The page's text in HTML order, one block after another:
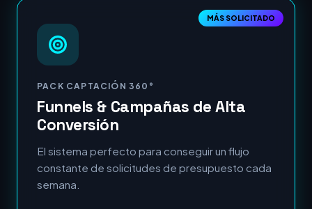
MÁS SOLICITADO
PACK CAPTACIÓN 360°
Funnels & Campañas de Alta
Conversión
El sistema perfecto para conseguir un flujo
constante de solicitudes de presupuesto cada
semana.